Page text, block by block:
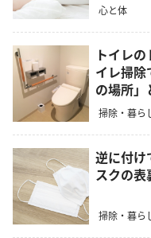
心と体
トイレ
イレ掃
の場所」
掃除・暮ら
逆に付
スクの表
掃除・暮ら